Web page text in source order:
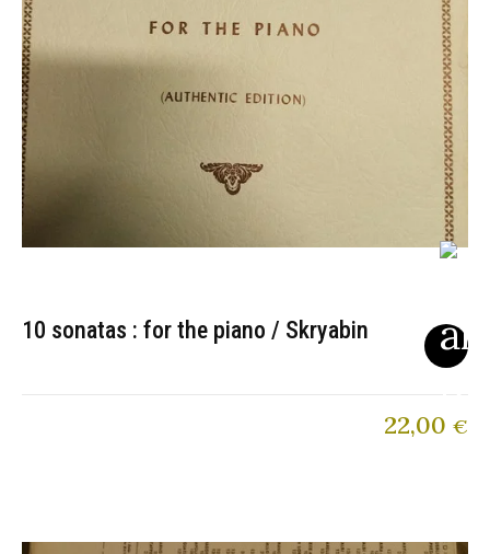
10 sonatas : for the piano / Skryabin
22,00 €